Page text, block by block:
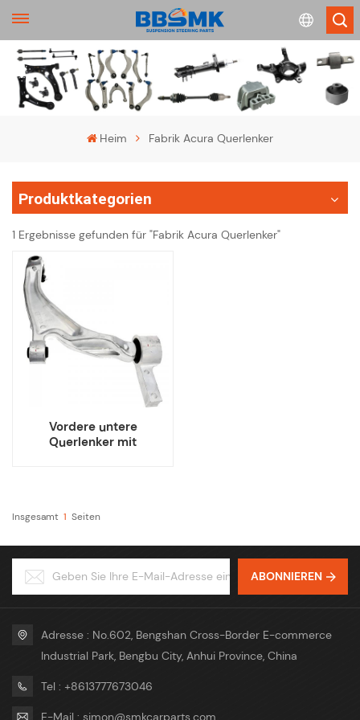
English
français
español
Heim Fabrik Acura Querlenker
Produktkategorien
1 Ergebnisse gefunden für "Fabrik Acura Querlenker"
Vordere untere
Querlenker mit
Insgesamt 1 Seiten
ABONNIEREN
Adresse : No.602, Bengshan Cross-Border E-commerce
Industrial Park, Bengbu City, Anhui Province, China
Tel : +8613777673046
E-Mail : simon@smkcarparts.com